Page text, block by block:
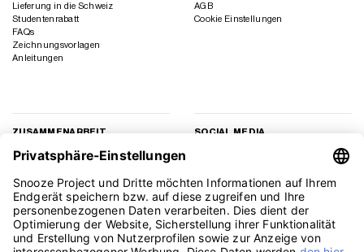
Lieferung in die Schweiz
Studentenrabatt
FAQs
Zeichnungsvorlagen
Anleitungen
AGB
Cookie Einstellungen
ZUSAMMENARBEIT
Geschäftskunden
Presse
Affiliate Marketing
SOCIAL MEDIA
TikTok
YouTube
Pinterest
LinkedIn